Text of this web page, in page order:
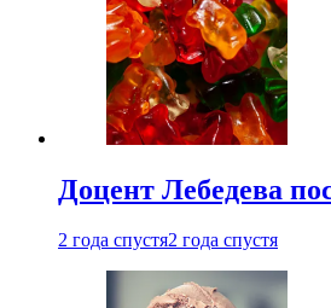
Доцент Лебедева
2 года спустя2 года спустя